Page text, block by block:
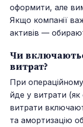
оформити, але
Якщо компанії
активів —
Чи
витрат?
При
йде у витрати
витрати
та амортизацію